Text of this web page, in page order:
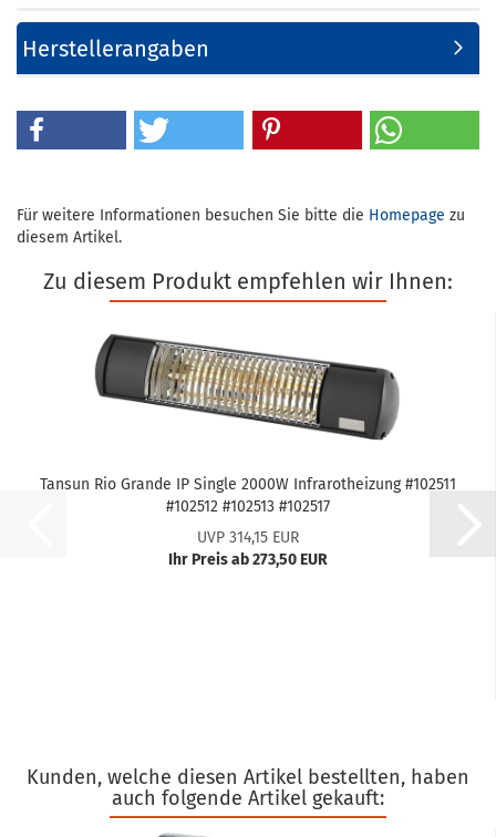
Herstellerangaben
Für weitere Informationen besuchen Sie bitte die Homepage zu
diesem Artikel.
Zu diesem Produkt empfehlen wir Ihnen:
Tan­s­un Rio Gran­de IP Sin­gle 2000W In­fra­rot­hei­zung #102511
#102512 #102513 #102517
UVP 314,15 EUR
Ihr Preis ab 273,50 EUR
Kunden, welche diesen Artikel bestellten, haben
auch folgende Artikel gekauft: